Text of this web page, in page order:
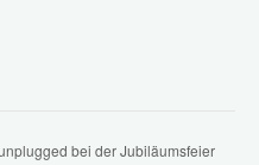
bei der Jubiläumsfeier